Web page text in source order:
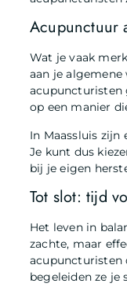
Acupunctuur
Wat je vaak
aan je
acupuncturisten
op een manier
In Maassluis
Je kunt dus
bij je eigen
Tot slot: tijd
Het leven in
zachte, maar
acupuncturisten
begeleiden ze je